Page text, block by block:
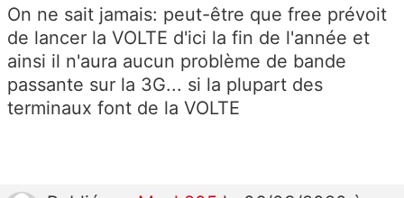
On ne sait jamais: peut-être que free prévoit
de lancer la VOLTE d'ici la fin de l'année et
ainsi il n'aura aucun problème de bande
passante sur la 3G... si la plupart des
terminaux font de la VOLTE